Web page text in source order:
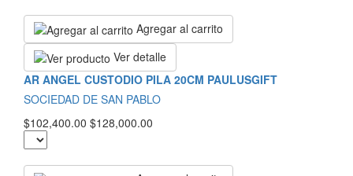
Agregar al carrito
Ver detalle
AR ANGEL CUSTODIO PILA 20CM PAULUSGIFT
SOCIEDAD DE SAN PABLO
$102,400.00 $128,000.00